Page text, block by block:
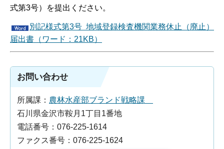
式第3号）を提出ください。
別記様式第3号 地域登録検査機関業務休止（廃止）
届出書（ワード：21KB）
お問い合わせ
所属課： 農林水産部ブランド戦略課
石川県金沢市鞍月1丁目1番地
電話番号：076-225-1614
ファクス番号：076-225-1624